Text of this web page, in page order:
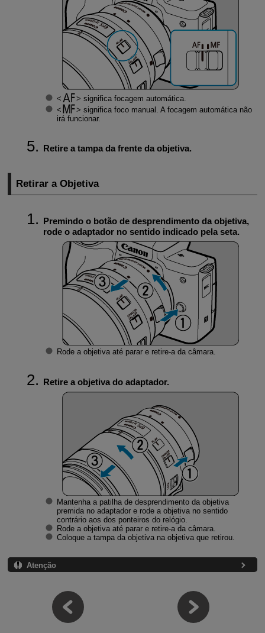
significa focagem automática.
significa foco manual. A focagem automática não
irá funcionar.
Retire a tampa da frente da objetiva.
Retirar a Objetiva
Premindo o botão de desprendimento da objetiva,
rode o adaptador no sentido indicado pela seta.
Rode a objetiva até parar e retire-a da câmara.
Retire a objetiva do adaptador.
Mantenha a patilha de desprendimento da objetiva
premida no adaptador e rode a objetiva no sentido
contrário aos dos ponteiros do relógio.
Rode a objetiva até parar e retire-a da câmara.
Coloque a tampa da objetiva na objetiva que retirou.
Atenção